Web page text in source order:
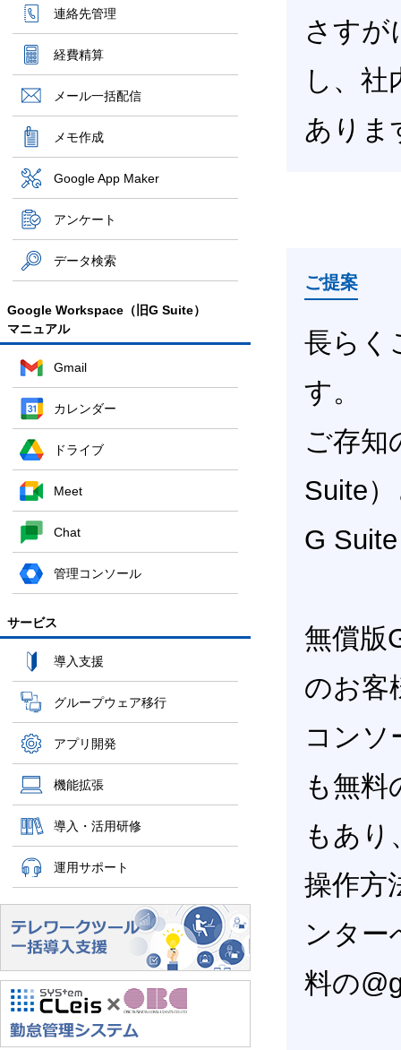
連絡先管理
経費精算
メール一括配信
メモ作成
Google App Maker
アンケート
データ検索
Google Workspace（旧G Suite）
マニュアル
Gmail
カレンダー
ドライブ
Meet
Chat
管理コンソール
サービス
導入支援
グループウェア移行
アプリ開発
機能拡張
導入・活用研修
運用サポート
さすが
し、
ありま
ご提案
長らく
す。
ご存知
Suite
G
無償版
のお客
コンソ
も無料
もあり
操作方
ンター
料の